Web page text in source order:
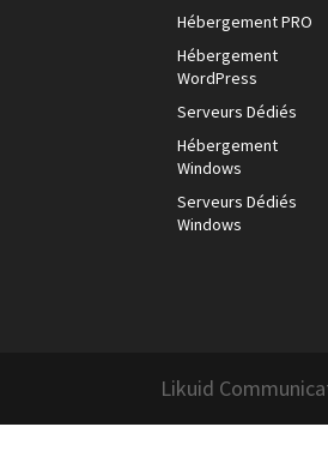
Hébergement PRO
Hébergement
WordPress
Serveurs Dédiés
Hébergement
Windows
Serveurs Dédiés
Windows
Likuid